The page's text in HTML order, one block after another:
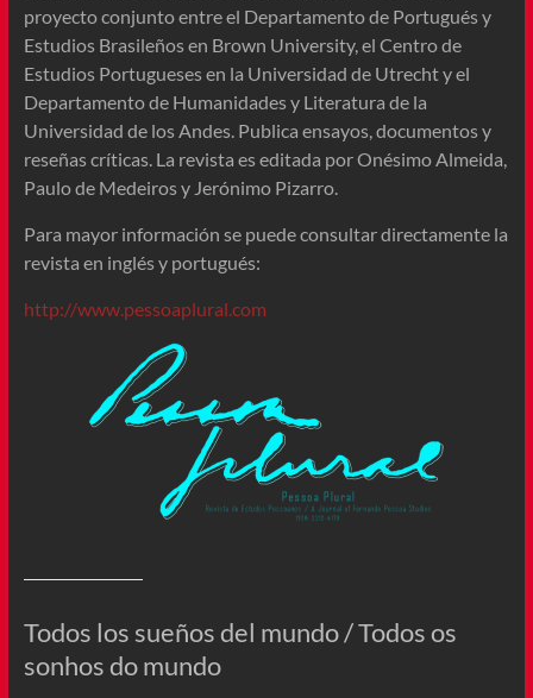
proyecto conjunto entre el Departamento de Portugués y
Estudios Brasileños en Brown University, el Centro de
Estudios Portugueses en la Universidad de Utrecht y el
Departamento de Humanidades y Literatura de la
Universidad de los Andes. Publica ensayos, documentos y
reseñas críticas. La revista es editada por Onésimo Almeida,
Paulo de Medeiros y Jerónimo Pizarro.
Para mayor información se puede consultar directamente la
revista en inglés y portugués:
http://www.pessoaplural.com
Todos los sueños del mundo / Todos os
sonhos do mundo